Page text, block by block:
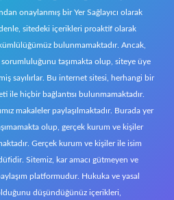
onaylanmış bir Yer Sağlayıcı olarak
sitedeki içerikleri proaktif olarak
bulunmamaktadır. Ancak,
taşımakta olup, siteye üye
sayılırlar. Bu internet sitesi, herhangi bir
ile hiçbir bağlantısı bulunmamaktadır.
makaleler paylaşılmaktadır. Burada yer
olup, gerçek kurum ve kişiler
Gerçek kurum ve kişiler ile isim
Sitemiz, kar amacı gütmeyen ve
platformudur. Hukuka ve yasal
düşündüğünüz içerikleri,